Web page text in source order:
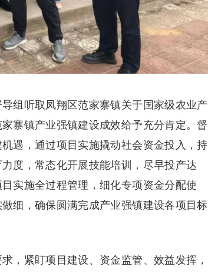
组听取凤翔区范家寨镇关于国家级农业产
寨镇产业强镇建设成效给予充分肯定。督
遇，通过项目实施撬动社会资金投入，持
度，常态化开展技能培训，尽早投产达
实施全过程管理，细化专项资金分配使
细，确保圆满完成产业强镇建设各项目标
，紧盯项目建设、资金监管、效益发挥，